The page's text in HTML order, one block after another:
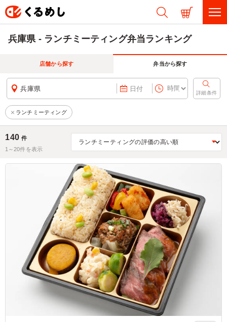
兵庫県 - ランチミーティング弁当ランキング
店舗から探す 弁当から探す
兵庫県 日付
詳細条件
ランチミーティング
140 件
1～20件を表示